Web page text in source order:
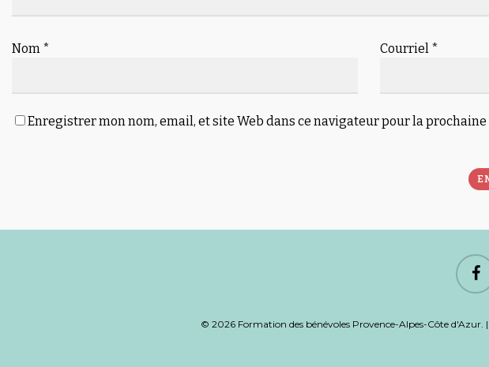
Nom * Courriel *
Enregistrer mon nom, email, et site Web dans ce navigateur pour la
© 2026 Formation des bénévoles Provence-Alpes-Côte d'Azur.